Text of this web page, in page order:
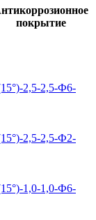
покрытие
2,5-2,5-Ф6-
2,5-2,5-Ф2-
1,0-1,0-Ф6-